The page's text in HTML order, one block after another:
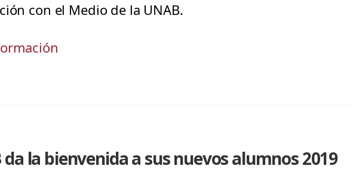
con el Medio de la UNAB.
da la bienvenida a sus nuevos alumnos 2019